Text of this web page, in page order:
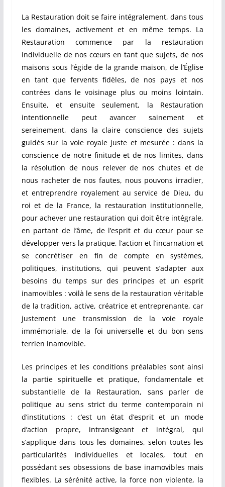
La Restauration doit se faire intégralement, dans tous
les domaines, activement et en même temps. La
Restauration commence par la restauration
individuelle de nos cœurs en tant que sujets, de nos
maisons sous l’égide de la grande maison, de l’Église
en tant que fervents fidèles, de nos pays et nos
contrées dans le voisinage plus ou moins lointain.
Ensuite, et ensuite seulement, la Restauration
intentionnelle peut avancer sainement et
sereinement, dans la claire conscience des sujets
guidés sur la voie royale juste et mesurée : dans la
conscience de notre finitude et de nos limites, dans
la résolution de nous relever de nos chutes et de
nous racheter de nos fautes, nous pouvons irradier,
et entreprendre royalement au service de Dieu, du
roi et de la France, la restauration institutionnelle,
pour achever une restauration qui doit être intégrale,
en partant de l’âme, de l’esprit et du cœur pour se
développer vers la pratique, l’action et l’incarnation et
se concrétiser en fin de compte en systèmes,
politiques, institutions, qui peuvent s’adapter aux
besoins du temps sur des principes et un esprit
inamovibles : voilà le sens de la restauration véritable
de la tradition, active, créatrice et entreprenante, car
justement une transmission de la voie royale
immémoriale, de la foi universelle et du bon sens
terrien inamovible.
Les principes et les conditions préalables sont ainsi
la partie spirituelle et pratique, fondamentale et
substantielle de la Restauration, sans parler de
politique au sens strict du terme contemporain ni
d’institutions : c’est un état d’esprit et un mode
d’action propre, intransigeant et intégral, qui
s’applique dans tous les domaines, selon toutes les
particularités individuelles et locales, tout en
possédant ses obsessions de base inamovibles mais
flexibles. La sérénité active, la force non violente, la